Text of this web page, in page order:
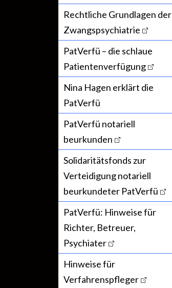
Rechtliche Grundlagen der
Zwangspsychiatrie
PatVerfü – die schlaue
Patientenverfügung
Nina Hagen erklärt die
PatVerfü
PatVerfü notariell
beurkunden
Solidaritätsfonds zur
Verteidigung notariell
beurkundeter PatVerfü
PatVerfü: Hinweise für
Richter, Betreuer,
Psychiater
Hinweise für
Verfahrenspfleger